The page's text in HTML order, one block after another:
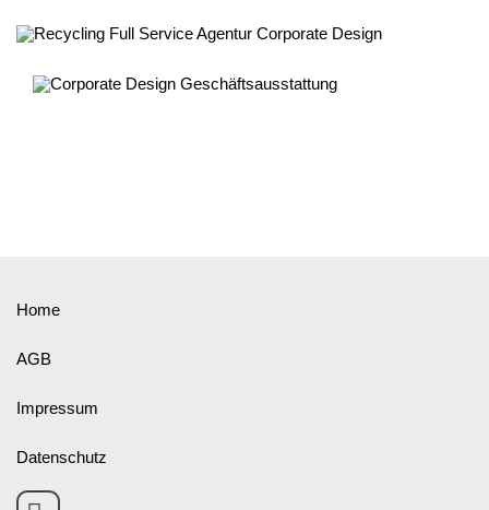
Home
AGB
Impressum
Datenschutz